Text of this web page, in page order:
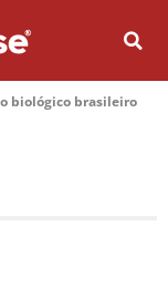
biológico brasileiro